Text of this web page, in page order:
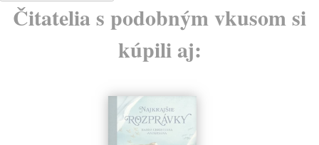
Čitatelia s podobným vkusom si
kúpili aj: